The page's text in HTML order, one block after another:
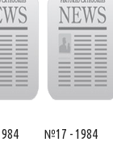
№17 - 1984